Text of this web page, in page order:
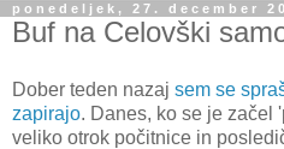
ponedeljek, 27. december
Buf na Celovški
Dober teden nazaj sem se
zapirajo. Danes, ko se je začel
veliko otrok počitnice in